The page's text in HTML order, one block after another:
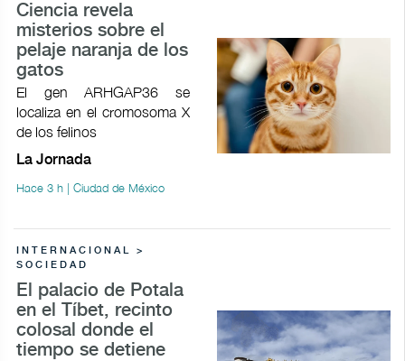
Ciencia revela
misterios sobre el
pelaje naranja de los
gatos
El gen ARHGAP36 se
localiza en el cromosoma X
de los felinos
La Jornada
Hace 3 h | Ciudad de México
INTERNACIONAL >
SOCIEDAD
El palacio de Potala
en el Tíbet, recinto
colosal donde el
tiempo se detiene